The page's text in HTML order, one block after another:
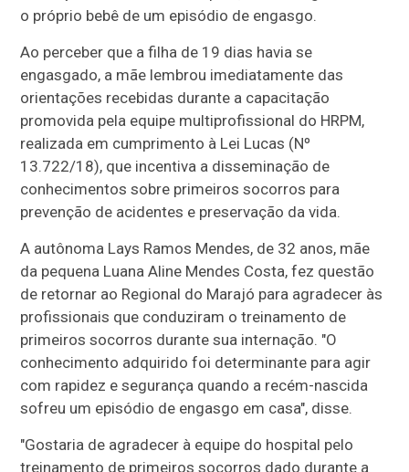
o próprio bebê de um episódio de engasgo.
Ao perceber que a filha de 19 dias havia se
engasgado, a mãe lembrou imediatamente das
orientações recebidas durante a capacitação
promovida pela equipe multiprofissional do HRPM,
realizada em cumprimento à Lei Lucas (Nº
13.722/18), que incentiva a disseminação de
conhecimentos sobre primeiros socorros para
prevenção de acidentes e preservação da vida.
A autônoma Lays Ramos Mendes, de 32 anos, mãe
da pequena Luana Aline Mendes Costa, fez questão
de retornar ao Regional do Marajó para agradecer às
profissionais que conduziram o treinamento de
primeiros socorros durante sua internação. "O
conhecimento adquirido foi determinante para agir
com rapidez e segurança quando a recém-nascida
sofreu um episódio de engasgo em casa", disse.
"Gostaria de agradecer à equipe do hospital pelo
treinamento de primeiros socorros dado durante a